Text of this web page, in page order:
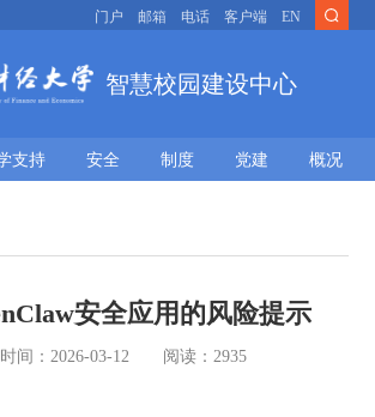
门户 邮箱 电话 客户端 EN
智慧校园建设中心
支持 安全 制度 党建 概况
安全应用的风险提示
间： 2026-03-12 阅读： 2935